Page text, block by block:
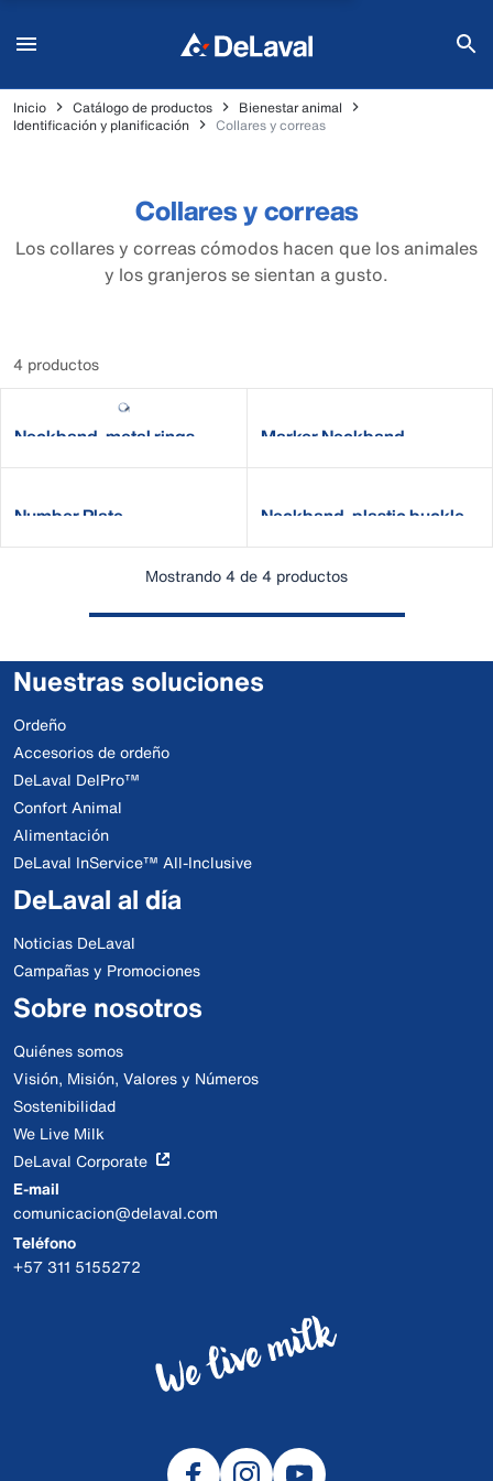
Inicio Catálogo de productos
Bienestar animal
Identificación y planificación
Collares y correas
Collares y correas
Los collares y correas cómodos hacen que los animales
y los granjeros se sientan a gusto.
4 productos
Neckband, metal rings Marker Neckband
Number Plate Neckband, plastic buckle
Mostrando 4 de 4 productos
Nuestras soluciones
Ordeño
Accesorios de ordeño
DeLaval DelPro™
Confort Animal
Alimentación
DeLaval InService™ All-Inclusive
DeLaval al día
Noticias DeLaval
Campañas y Promociones
Sobre nosotros
Quiénes somos
Visión, Misión, Valores y Números
Sostenibilidad
We Live Milk
DeLaval Corporate
E-mail
comunicacion@delaval.com
Teléfono
+57 311 5155272